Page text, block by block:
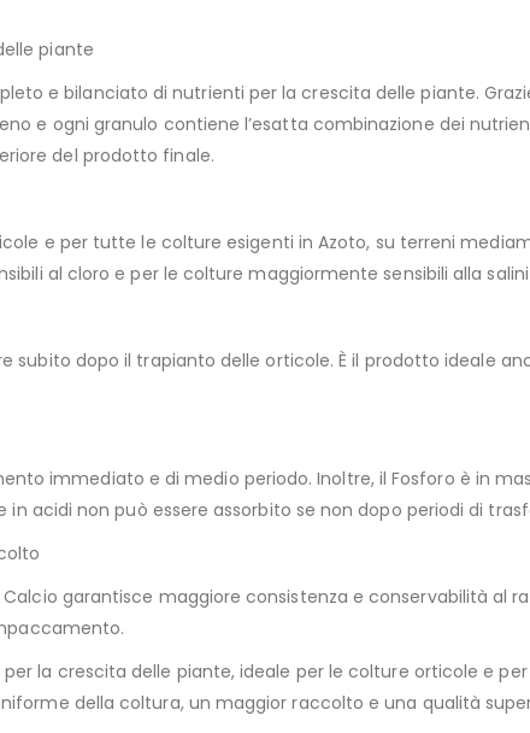
piante
e bilanciato di nutrienti per la crescita delle piante.
e ogni granulo contiene l’esatta combinazione dei
del prodotto finale.
e per tutte le colture esigenti in Azoto, su terreni
al cloro e per le colture maggiormente sensibili alla
dopo il trapianto delle orticole. È il prodotto ideale
immediato e di medio periodo. Inoltre, il Fosforo è in
acidi non può essere assorbito se non dopo periodi di
garantisce maggiore consistenza e conservabilità al
per la crescita delle piante, ideale per le colture orticole e
della coltura, un maggior raccolto e una qualità